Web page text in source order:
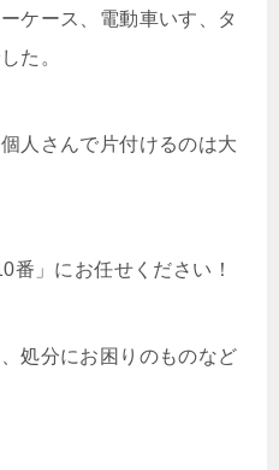
ケース、電動車いす、タ
た。
人さんで片付けるのは大
番」にお任せください！
処分にお困りのものなど